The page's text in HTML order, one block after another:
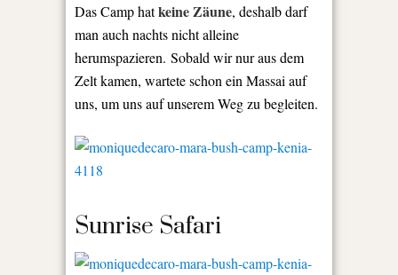
Das Camp hatkeine Zäune, deshalb darf
man auch nachts nicht alleine
herumspazieren. Sobald wir nur aus dem
Zelt kamen, wartete schon ein Massai auf
uns, um uns auf unserem Weg zu begleiten.
Sunrise Safari